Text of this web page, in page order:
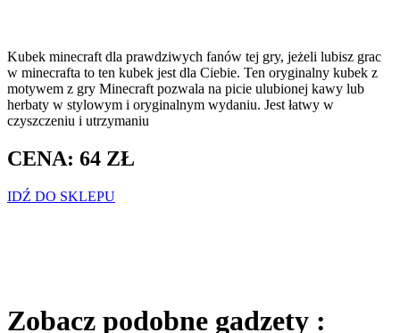
Kubek minecraft dla prawdziwych fanów tej gry, jeżeli lubisz grac
w minecrafta to ten kubek jest dla Ciebie. Ten oryginalny kubek z
motywem z gry Minecraft pozwala na picie ulubionej kawy lub
herbaty w stylowym i oryginalnym wydaniu. Jest łatwy w
czyszczeniu i utrzymaniu
CENA: 64 ZŁ
IDŹ DO SKLEPU
Zobacz podobne gadzety :